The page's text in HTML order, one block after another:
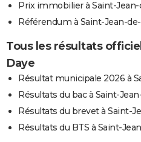
Prix immobilier à Saint-Jean-
Référendum à Saint-Jean-
Tous les résultats
Daye
Résultat municipale 2026 à
Résultats du bac à Saint-
Résultats du brevet à Saint-
Résultats du BTS à Saint-